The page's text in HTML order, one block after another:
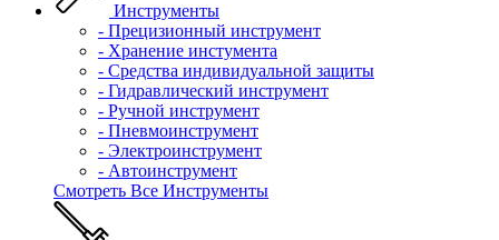
Инструменты
- Прецизионный инструмент
- Хранение инстумента
- Средства индивидуальной защиты
- Гидравлический инструмент
- Ручной инструмент
- Пневмоинструмент
- Электроинструмент
- Автоинструмент
Смотреть Все Инструменты